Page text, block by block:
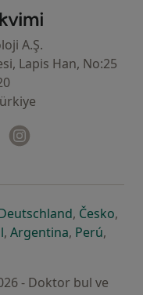
- Ana Sayfa
A.Ş.
Lapis Han, No:25
açılır
sekmede açılır
Youtube
yeni bir sekmede açılır
açılır açılır
bir sekmede açılır
yeni bir
, Českoyeni
,
açılır
sekmede açılır
yeni bir sekmede açılır
, Argentinayeni bir
, Perúyeni
,
- Doktor bul ve